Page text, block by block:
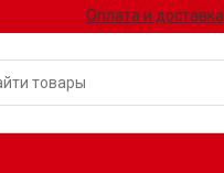
Оплата и доставка